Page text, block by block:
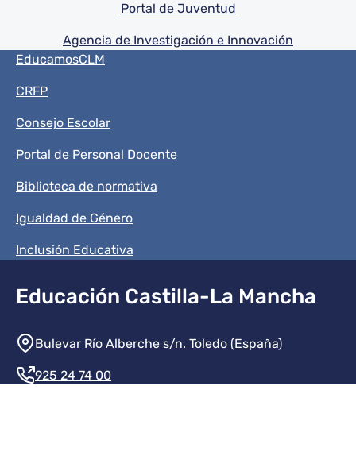
Portal de Juventud
Agencia de Investigación e Innovación
Menú del pie
EducamosCLM
CRFP
Consejo Escolar
Portal de Personal Docente
Biblioteca de normativa
Igualdad de Género
Inclusión Educativa
Educación Castilla-La Mancha
Información de la institución
Bulevar Río Alberche s/n. Toledo (España)
925 24 74 00